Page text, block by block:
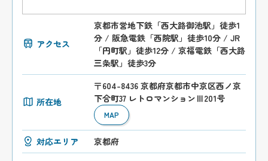
アクセス
京都市営地下鉄「西大路御池駅」徒歩1
分 / 阪急電鉄「西院駅」徒歩10分 / JR
「円町駅」徒歩12分 / 京福電鉄「西大路
三条駅」徒歩3分
所在地
〒604-8436 京都府京都市中京区西ノ京
下合町37 レトロマンションⅢ201号
MAP
対応エリア 京都府